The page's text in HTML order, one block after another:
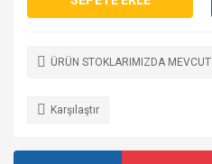
ÜRÜN STOKLARIMIZDA MEVCUT
Karşılaştır